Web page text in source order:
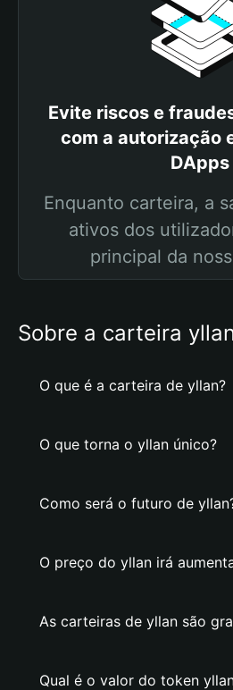
Evite riscos e
com a autorização
DApps
Enquanto carteira, a
ativos dos
principal da
Sobre a carteira
O que é a carteira de yllan?
O que torna o yllan único?
Como será o futuro de
O preço do yllan irá
As carteiras de yllan são
Qual é o valor do token